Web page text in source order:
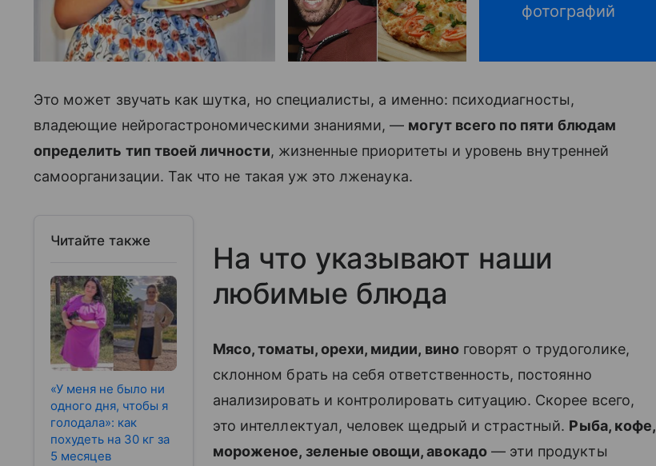
фотографий
Это может звучать как шутка, но специалисты, а именно: психодиагносты,
владеющие нейрогастрономическими знаниями, — могут всего по пяти блюдам
определить тип твоей личности, жизненные приоритеты и уровень внутренней
самоорганизации. Так что не такая уж это лженаука.
Читайте также
«У меня не было ни
одного дня, чтобы я
голодала»: как
похудеть на 30 кг за
5 месяцев
На что указывают наши
любимые блюда
Мясо, томаты, орехи, мидии, виноговорят о трудоголике,
склонном брать на себя ответственность, постоянно
анализировать и контролировать ситуацию. Скорее всего,
это интеллектуал, человек щедрый и страстный. Рыба, кофе,
мороженое, зеленые овощи, авокадо— эти продукты